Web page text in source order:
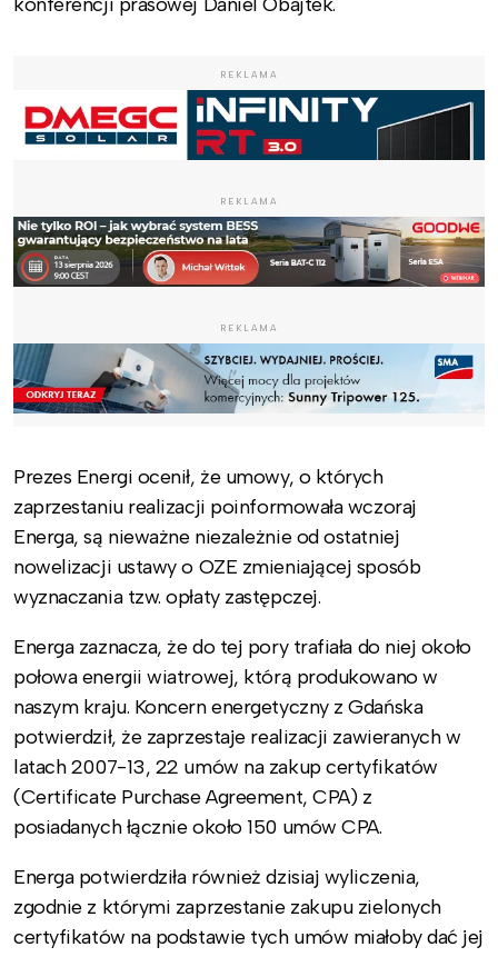
REKLAMA
REKLAMA
REKLAMA
Prezes Energi ocenił, że umowy, o których
zaprzestaniu realizacji poinformowała wczoraj
Energa, są nieważne niezależnie od ostatniej
nowelizacji ustawy o OZE zmieniającej sposób
wyznaczania tzw. opłaty zastępczej.
Energa zaznacza, że do tej pory trafiała do niej około
połowa energii wiatrowej, którą produkowano w
naszym kraju. Koncern energetyczny z Gdańska
potwierdził, że zaprzestaje realizacji zawieranych w
latach 2007-13, 22 umów na zakup certyfikatów
(Certificate Purchase Agreement, CPA) z
posiadanych łącznie około 150 umów CPA.
Energa potwierdziła również dzisiaj wyliczenia,
zgodnie z którymi zaprzestanie zakupu zielonych
certyfikatów na podstawie tych umów miałoby dać jej